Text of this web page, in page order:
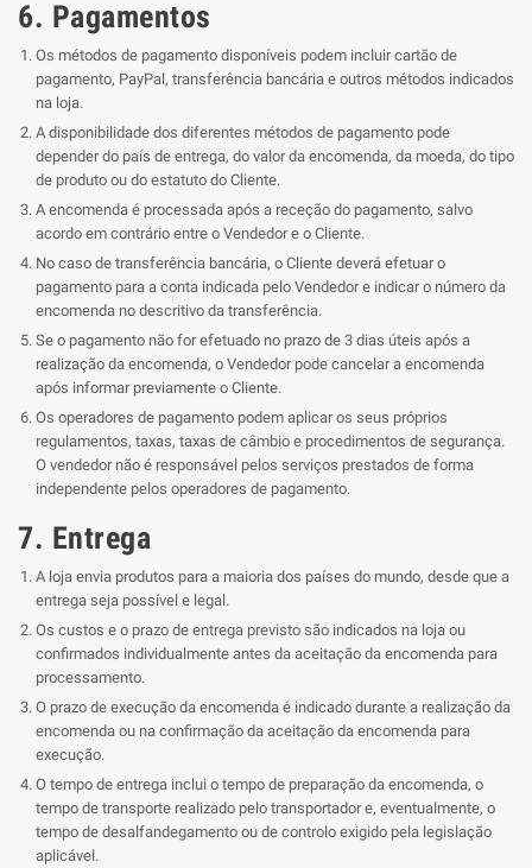
6. Pagamentos
Os métodos de pagamento disponíveis podem incluir cartão de
pagamento, PayPal, transferência bancária e outros métodos indicados
na loja.
A disponibilidade dos diferentes métodos de pagamento pode
depender do país de entrega, do valor da encomenda, da moeda, do tipo
de produto ou do estatuto do Cliente.
A encomenda é processada após a receção do pagamento, salvo
acordo em contrário entre o Vendedor e o Cliente.
No caso de transferência bancária, o Cliente deverá efetuar o
pagamento para a conta indicada pelo Vendedor e indicar o número da
encomenda no descritivo da transferência.
Se o pagamento não for efetuado no prazo de 3 dias úteis após a
realização da encomenda, o Vendedor pode cancelar a encomenda
após informar previamente o Cliente.
Os operadores de pagamento podem aplicar os seus próprios
regulamentos, taxas, taxas de câmbio e procedimentos de segurança.
O vendedor não é responsável pelos serviços prestados de forma
independente pelos operadores de pagamento.
7. Entrega
A loja envia produtos para a maioria dos países do mundo, desde que a
entrega seja possível e legal.
Os custos e o prazo de entrega previsto são indicados na loja ou
confirmados individualmente antes da aceitação da encomenda para
processamento.
O prazo de execução da encomenda é indicado durante a realização da
encomenda ou na confirmação da aceitação da encomenda para
execução.
O tempo de entrega inclui o tempo de preparação da encomenda, o
tempo de transporte realizado pelo transportador e, eventualmente, o
tempo de desalfandegamento ou de controlo exigido pela legislação
aplicável.